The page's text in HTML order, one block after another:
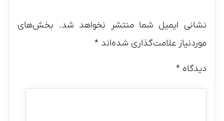
نشانی ایمیل شما منتشر نخواهد شد. بخش‌های
موردنیاز علامت‌گذاری شده‌اند*
دیدگاه*